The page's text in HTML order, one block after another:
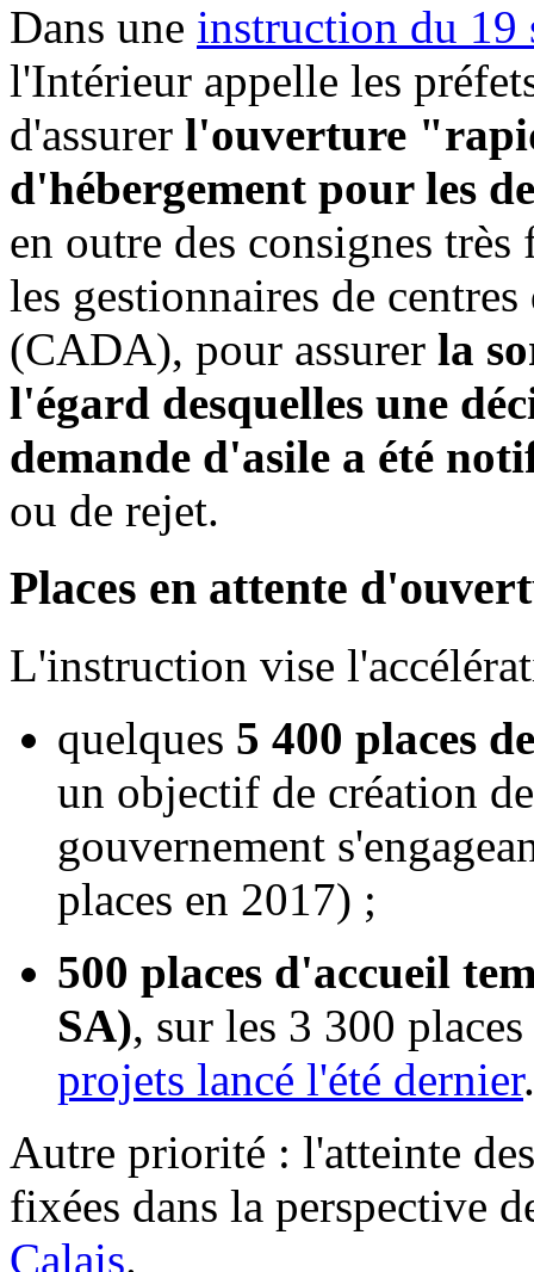
Dans une instruction du 19
l'Intérieur appelle les
d'assurer l'ouverture
d'hébergement pour les
en outre des consignes
les gestionnaires de
(CADA), pour assurer la
l'égard desquelles une
demande d'asile a été
ou de rejet.
Places en attente
L'instruction vise
quelques 5 400 places
un objectif de création
gouvernement
places en 2017) ;
500 places d'accueil
SA), sur les 3 300
projets lancé l'été dernier.
Autre priorité : l'atteinte
fixées dans la perspective
Calais.